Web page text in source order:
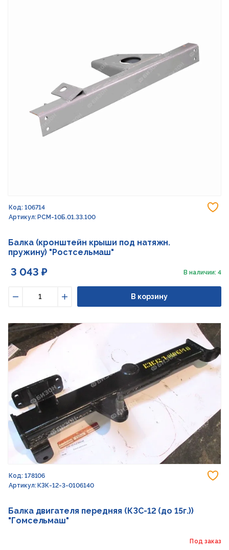
Код: 106714
Артикул: РСМ-10Б.01.33.100
Балка (кронштейн крыши под натяжн.
пружину) "Ростсельмаш"
3 043 ₽ В наличии: 4
Увеличить
В корзину
Код: 178106
Артикул: КЗК-12-3-0106140
Балка двигателя передняя (КЗС-12 (до 15г.))
"Гомсельмаш"
Под заказ